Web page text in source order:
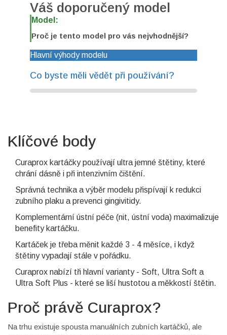
Váš doporučený model
Model:
Proč je tento model pro vás nejvhodnější?
Hlavní výhody modelu
Co byste měli vědět při používání?
Klíčové body
Curaprox kartáčky používají ultra jemné štětiny, které
chrání dásně i při intenzivním čištění.
Správná technika a výběr modelu přispívají k redukci
zubního plaku a prevenci gingivitidy.
Komplementární ústní péče (nit, ústní voda) maximalizuje
benefity kartáčku.
Kartáček je třeba měnit každé 3 - 4 měsíce, i když
štětiny vypadají stále v pořádku.
Curaprox nabízí tři hlavní varianty - Soft, Ultra Soft a
Ultra Soft Plus - které se liší hustotou a měkkostí štětin.
Proč právě Curaprox?
Na trhu existuje spousta manuálních zubních kartáčků, ale